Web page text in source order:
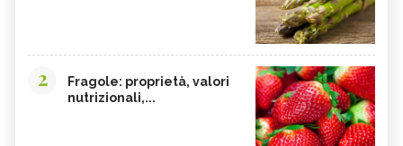
2
Fragole: proprietà, valori
nutrizionali,...